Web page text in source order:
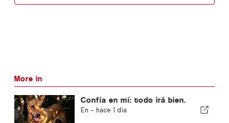
More in
Confía en mí: todo irá bien.
En - hace 1 día